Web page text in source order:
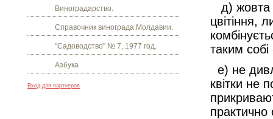
Виноградарство.
Справочник винограда Молдавии.
"Садоводство" № 7, 1977 год.
Азбука
Вход для партнеров
д) жовта
цвітіння,
таким
е) не
квітки не